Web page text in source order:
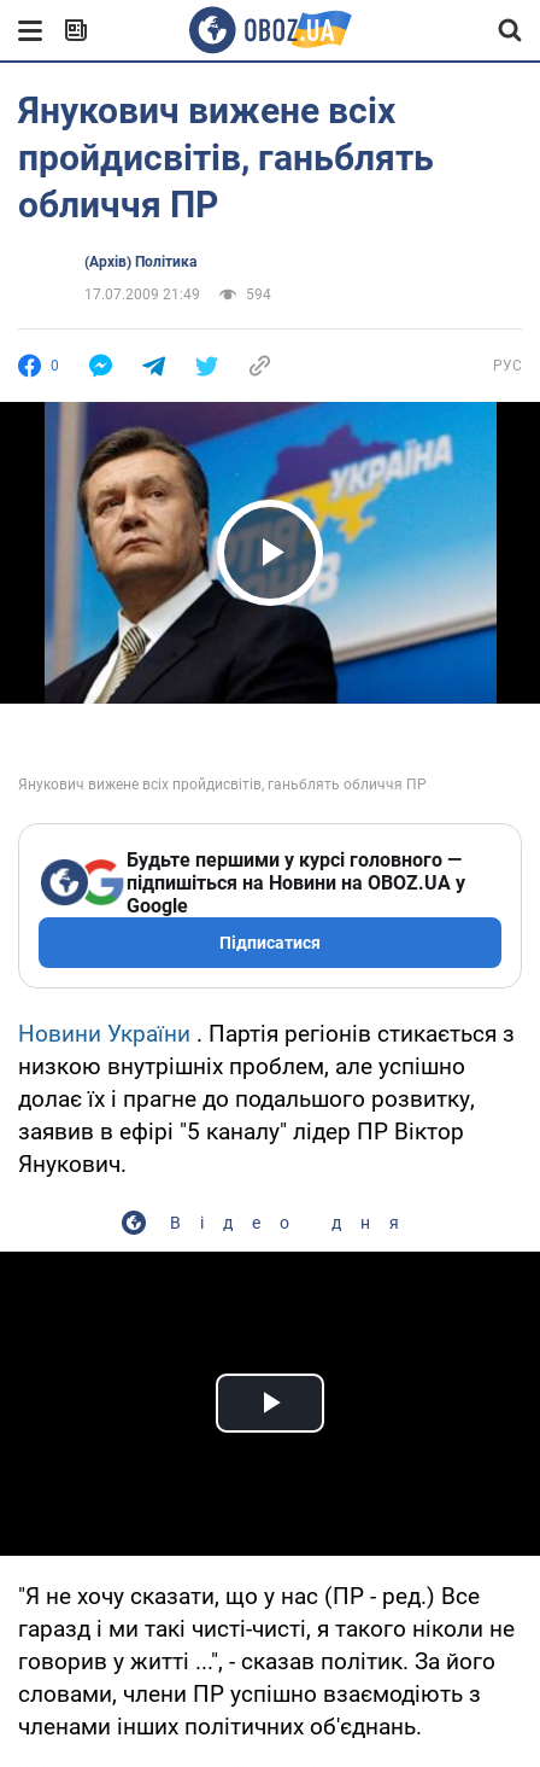
Янукович вижене всіх
пройдисвітів, ганьблять
обличчя ПР
(Архів) Політика
17.07.2009 21:49
594
0 РУС
Play Video
Будьте першими у курсі головного —
підпишіться на Новини на OBOZ.UA у
Google
Підписатися
Новини України . Партія регіонів стикається з
низкою внутрішніх проблем, але успішно
долає їх і прагне до подальшого розвитку,
заявив в ефірі "5 каналу" лідер ПР Віктор
Янукович.
Відео дня
Play Video
"Я не хочу сказати, що у нас (ПР - ред.) Все
гаразд і ми такі чисті-чисті, я такого ніколи не
говорив у житті ...", - сказав політик. За його
словами, члени ПР успішно взаємодіють з
членами інших політичних об'єднань.